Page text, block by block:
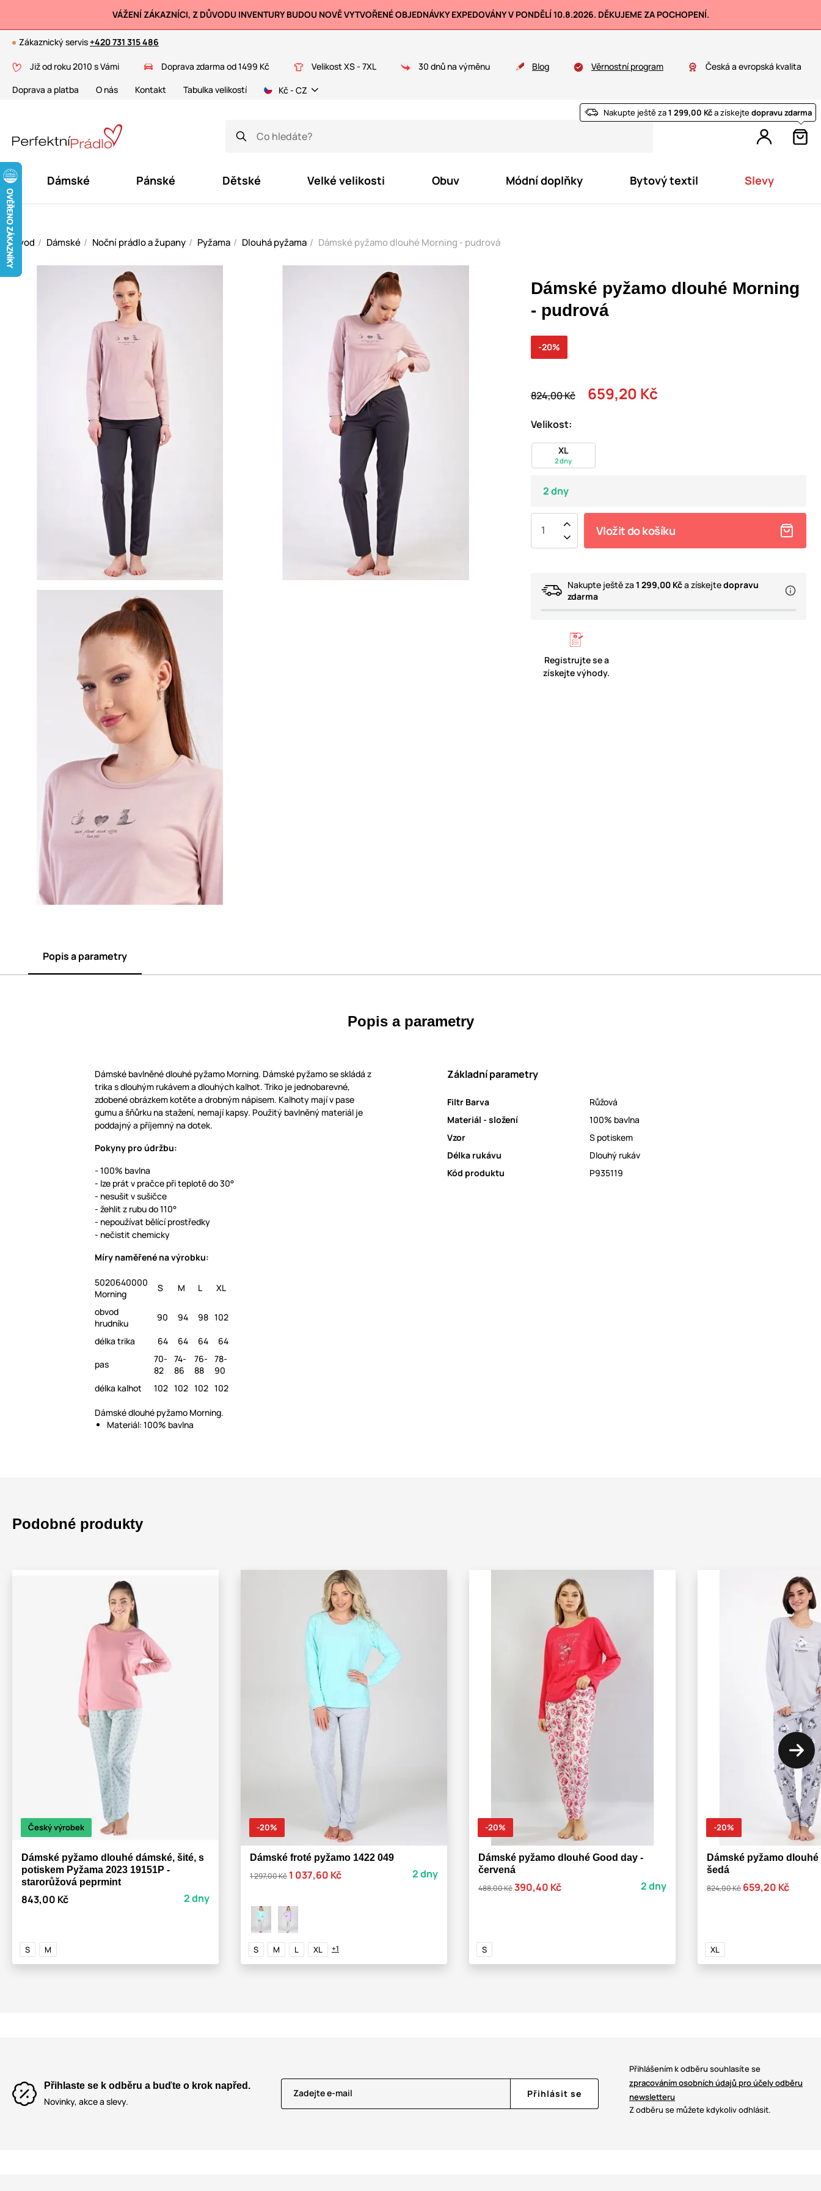
VÁŽENÍ ZÁKAZNÍCI, Z DŮVODU INVENTURY BUDOU NOVĚ VYTVOŘENÉ OBJEDNÁVKY EXPEDOVÁNY V PONDĚLÍ 10.8.2026. DĚKUJEME ZA POCHOPENÍ.
Zákaznický servis+420 731 315 486
Již od roku 2010 s Vámi Doprava zdarma od 1499 Kč Velikost XS - 7XL 30 dnů na výměnu Blog Věrnostní program
Česká a evropská kvalita
Doprava a platba
O nás Kontakt Tabulka velikostí Kč - CZ
Nakupte ještě za1 299,00 Kča získejtedopravu zdarma
Dámské Pánské Dětské Velké velikosti Obuv Módní doplňky Bytový textil Slevy
Úvod Dámské Noční prádlo a župany Pyžama Dlouhá pyžama Dámské pyžamo dlouhé Morning - pudrová
Dámské pyžamo dlouhé Morning
- pudrová
824,00 Kč 659,20 Kč
-20%
Velikost:
XL
2 dny
2 dny
Vložit do košíku
Nakupte ještě za 1 299,00 Kča získejtedopravu
zdarma
Registrujte se a
získejte výhody.
Popis a parametry
Popis a parametry
Dámské bavlněné dlouhé pyžamo Morning. Dámské pyžamo se skládá z
trika s dlouhým rukávem a dlouhých kalhot. Triko je jednobarevné,
zdobené obrázkem kotěte a drobným nápisem. Kalhoty mají v pase
gumu a šňůrku na stažení, nemají kapsy. Použitý bavlněný materiál je
poddajný a příjemný na dotek.
Pokyny pro údržbu:
- 100% bavlna
- lze prát v pračce při teplotě do 30°
- nesušit v sušičce
- žehlit z rubu do 110°
- nepoužívat bělící prostředky
- nečistit chemicky
Míry naměřené na výrobku:
5020640000
Morning
S M L XL
obvod
hrudníku
90 94 98 102
délka trika 64 64 64
64
pas
70-
82
74-
86
76-
88
78-
90
délka kalhot
102 102 102 102
Dámské dlouhé pyžamo Morning.
Materiál: 100% bavlna
Základní parametry
Filtr Barva
Růžová
Materiál - složení
100% bavlna
Vzor
S potiskem
Délka rukávu
Dlouhý rukáv
Kód produktu
P935119
Podobné produkty
Český výrobek
Dámské pyžamo dlouhé dámské, šité, s
potiskem Pyžama 2023 19151P -
starorůžová peprmint
843,00 Kč 2 dny
S M
-20%
Dámské froté pyžamo 1422 049
1 297,00 Kč 1 037,60 Kč 2 dny
S M L XL +1
-20%
Dámské pyžamo dlouhé Good day -
červená
488,00 Kč390,40 Kč 2 dny
S
-20%
Dámské pyžamo dlouhé
šedá
824,00 Kč 659,20 Kč
XL
Přihlaste se k odběru a buďte o krok napřed.
Novinky, akce a slevy.
Zadejte e-mail Přihlásit se
Přihlášením k odběru souhlasíte se
zpracováním osobních údajů pro účely odběru
newsletteru
Z odběru se můžete kdykoliv odhlásit.